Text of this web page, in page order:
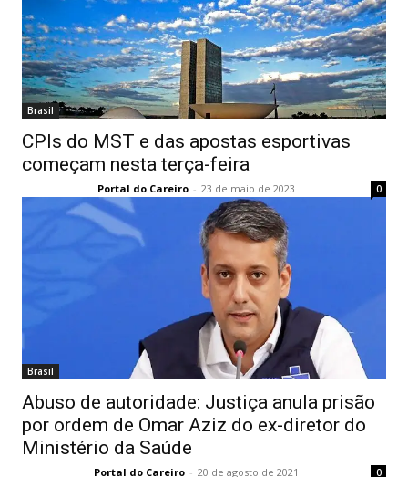
Brasil
CPIs do MST e das apostas esportivas
começam nesta terça-feira
Portal do Careiro - 23 de maio de 2023 0
Brasil
Abuso de autoridade: Justiça anula prisão
por ordem de Omar Aziz do ex-diretor do
Ministério da Saúde
Portal do Careiro - 20 de agosto de 2021 0